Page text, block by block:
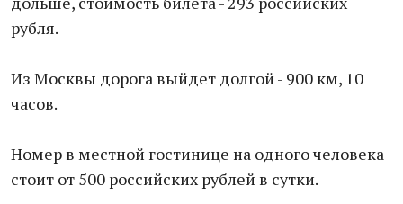
рубля.
Из Москвы дорога выйдет долгой - 900 км, 10
часов.
Номер в местной гостинице на одного человека
стоит от 500 российских рублей в сутки.